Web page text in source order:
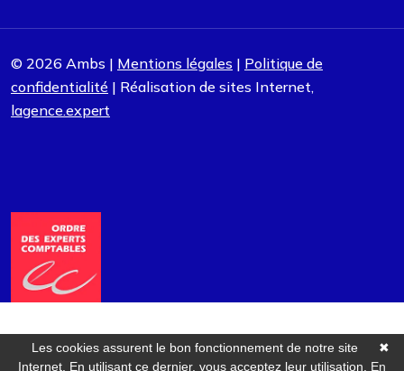
© 2026 Ambs | Mentions légales | Politique de
confidentialité | Réalisation de sites Internet,
lagence.expert
✖
Les cookies assurent le bon fonctionnement de notre site
Internet. En utilisant ce dernier, vous acceptez leur utilisation. En